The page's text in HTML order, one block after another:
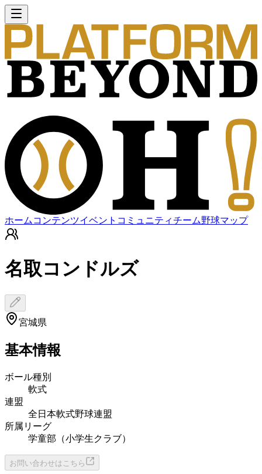
ホーム コンテンツイベント コミュニティチーム野球マップ
名取コンドルズ
宮城県
基本情報
ボール種別
軟式
連盟
全日本軟式野球連盟
所属リーグ
学童部（小学生クラブ）
お問い合わせはこちら